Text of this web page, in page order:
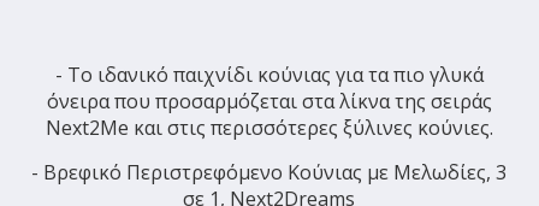
- Το ιδανικό παιχνίδι κούνιας για τα πιο γλυκά
όνειρα που προσαρμόζεται στα λίκνα της σειράς
Next2Me και στις περισσότερες ξύλινες κούνιες.
- Βρεφικό Περιστρεφόμενο Κούνιας με Μελωδίες, 3
σε 1, Next2Dreams